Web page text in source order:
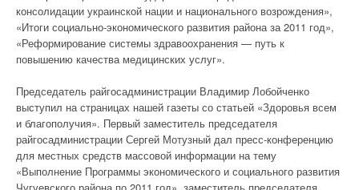
консолидации украинской нации и национального возрождения»,
«Итоги социально-экономического развития района за 2011 год»,
«Реформирование системы здравоохранения — путь к
повышению качества медицинских услуг».
Председатель райгосадминистрации Владимир Лобойченко
выступил на страницах нашей газеты со статьей «Здоровья всем
и благополучия». Первый заместитель председателя
райгосадминистрации Сергей Мотузный дал пресс-конференцию
для местных средств массовой информации на тему
«Выполнение Программы экономического и социального развития